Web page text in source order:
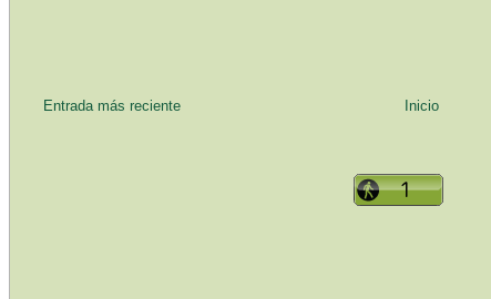
Entrada más reciente Inicio